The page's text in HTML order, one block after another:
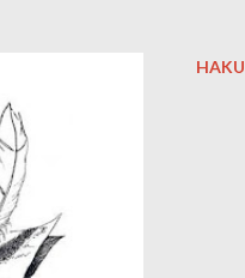
HAKU